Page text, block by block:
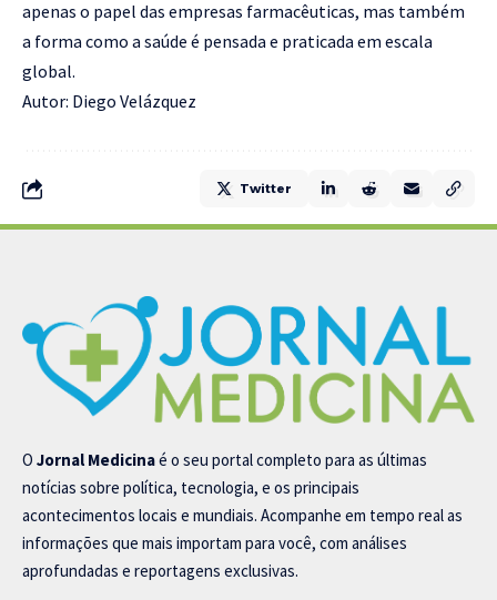
apenas o papel das empresas farmacêuticas, mas também
a forma como a saúde é pensada e praticada em escala
global.
Autor: Diego Velázquez
Twitter
O Jornal Medicinaé o seu portal completo para as últimas
notícias sobre política, tecnologia, e os principais
acontecimentos locais e mundiais. Acompanhe em tempo real as
informações que mais importam para você, com análises
aprofundadas e reportagens exclusivas.